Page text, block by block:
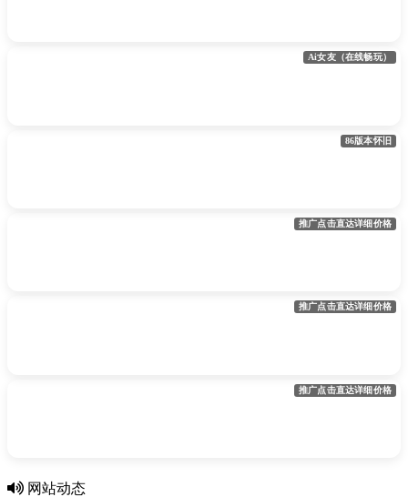
Ai女友（在线畅玩）
86版本怀旧
推广点击直达详细价格
推广点击直达详细价格
推广点击直达详细价格
网站动态